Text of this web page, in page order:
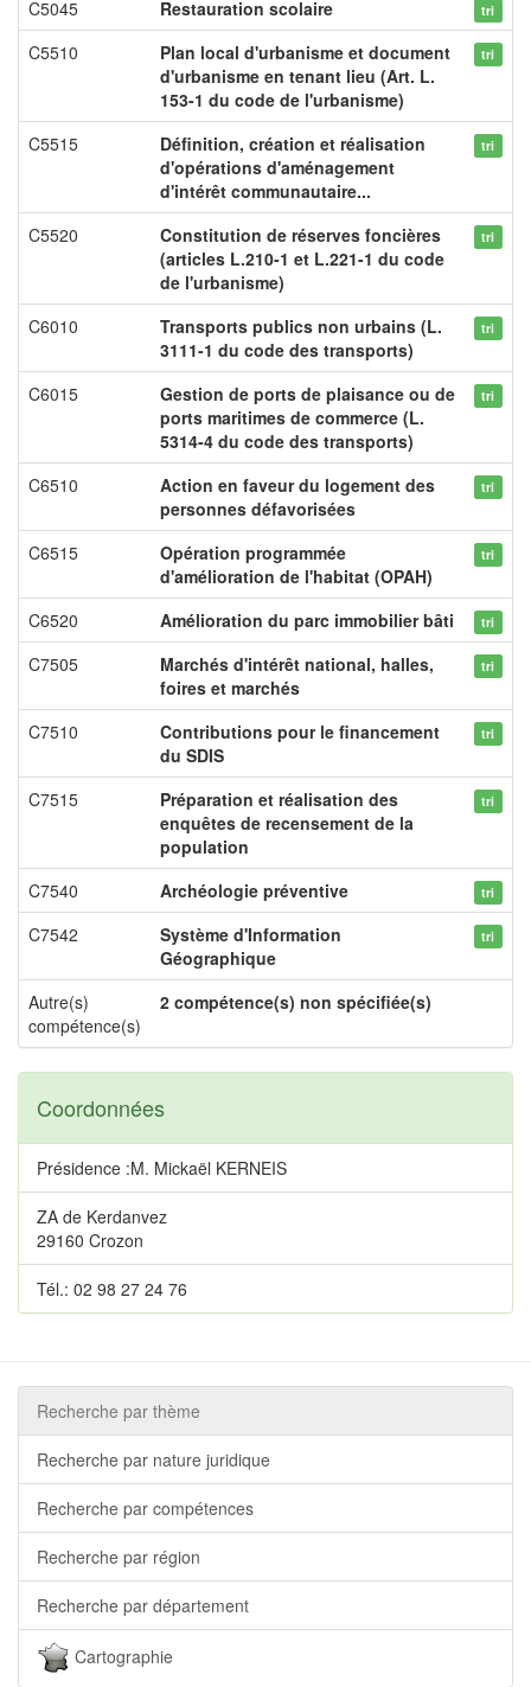
C5045 Restauration scolaire tri
C5510
Plan local d'urbanisme et document
d'urbanisme en tenant lieu (Art. L.
153-1 du code de l'urbanisme)
tri
C5515
Définition, création et réalisation
d'opérations d'aménagement
d'intérêt communautaire...
tri
C5520
Constitution de réserves foncières
(articles L.210-1 et L.221-1 du code
de l'urbanisme)
tri
C6010
Transports publics non urbains (L.
3111-1 du code des transports)
tri
C6015
Gestion de ports de plaisance ou de
ports maritimes de commerce (L.
5314-4 du code des transports)
tri
C6510
Action en faveur du logement des
personnes défavorisées
tri
C6515
Opération programmée
d'amélioration de l'habitat (OPAH)
tri
C6520 Amélioration du parc immobilier bâti tri
C7505
Marchés d'intérêt national, halles,
foires et marchés
tri
C7510
Contributions pour le financement
du SDIS
tri
C7515
Préparation et réalisation des
enquêtes de recensement de la
population
tri
C7540 Archéologie préventive tri
C7542
Système d'Information
Géographique
tri
Autre(s)
compétence(s)
2 compétence(s) non spécifiée(s)
Coordonnées
Présidence :M. Mickaël KERNEIS
ZA de Kerdanvez
29160 Crozon
Tél.: 02 98 27 24 76
Recherche par thème
Recherche par nature juridique
Recherche par compétences
Recherche par région
Recherche par département
Cartographie